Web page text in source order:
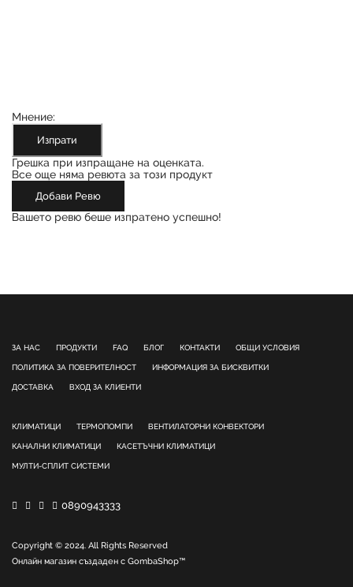
Мнение:
Изпрати
Грешка при изпращане на оценката.
Все още няма ревюта за този продукт
Добави Ревю
Вашето ревю беше изпратено успешно!
ЗА НАС ПРОДУКТИ FAQ БЛОГ КОНТАКТИ ОБЩИ УСЛОВИЯ
ПОЛИТИКА ЗА ПОВЕРИТЕЛНОСТ ИНФОРМАЦИЯ ЗА БИСКВИТКИ
ДОСТАВКА ВХОД ЗА КЛИЕНТИ
КЛИМАТИЦИ ТЕРМОПОМПИ ВЕНТИЛАТОРНИ КОНВЕКТОРИ
КАНАЛНИ КЛИМАТИЦИ КАСЕТЪЧНИ КЛИМАТИЦИ
МУЛТИ-СПЛИТ СИСТЕМИ
0890943333
Copyright © 2024. All Rights Reserved
Онлайн магазин създаден с GombaShop™